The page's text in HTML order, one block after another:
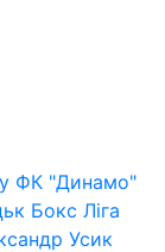
ФК "Динамо"
Бокс Ліга
Усик